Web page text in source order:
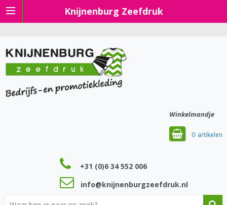
Knijnenburg Zeefdruk
Winkelmandje
0
+31 (0)6 34 552 006
info@knijnenburgzeefdruk.nl